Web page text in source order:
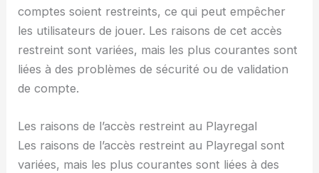
comptes soient restreints, ce qui peut empêcher
les utilisateurs de jouer. Les raisons de cet accès
restreint sont variées, mais les plus courantes sont
liées à des problèmes de sécurité ou de validation
de compte.
Les raisons de l’accès restreint au Playregal
Les raisons de l’accès restreint au Playregal sont
variées, mais les plus courantes sont liées à des